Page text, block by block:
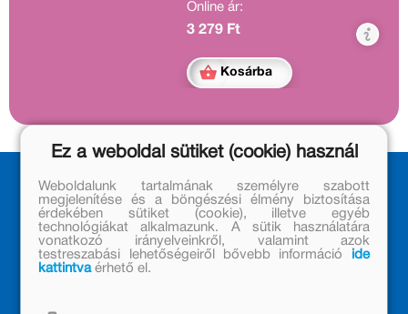
Online ár:
3 279 Ft
Kosárba
Ez a weboldal sütiket (cookie) használ
Weboldalunk tartalmának személyre szabott
megjelenítése és a böngészési élmény biztosítása
érdekében sütiket (cookie), illetve egyéb
technológiákat alkalmazunk. A sütik használatára
vonatkozó irányelveinkről, valamint azok
testreszabási lehetőségeiről bővebb információ
ide
kattintvaérhető el.